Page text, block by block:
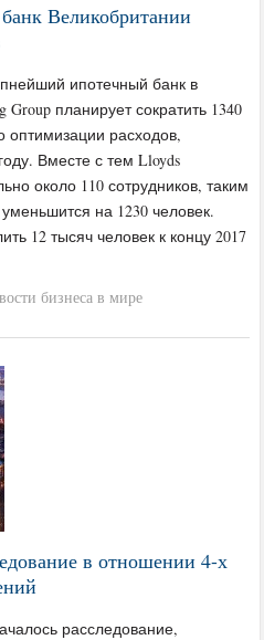
Великобритании
ипотечный банк в
планирует сократить 1340
оптимизации расходов,
Вместе с тем Lloyds
около 110 сотрудников, таким
на 1230 человек.
12 тысяч человек к концу 2017
бизнеса в мире
в отношении 4-х
расследование,